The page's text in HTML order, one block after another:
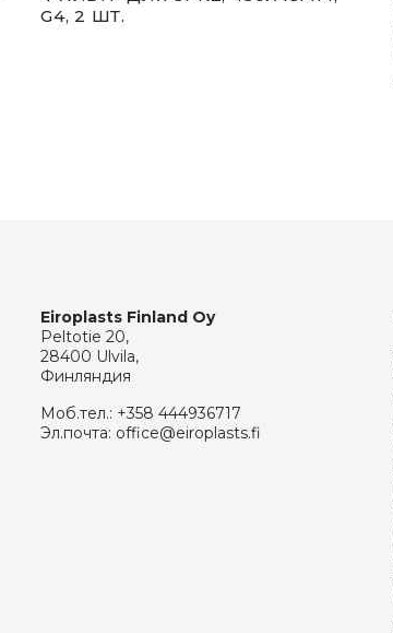
G4, 2 ШТ.
Eiroplasts Finland Oy
Peltotie 20,
28400 Ulvila,
Финляндия
Моб.тел.: +358 444936717
Эл.почта: office@eiroplasts.fi